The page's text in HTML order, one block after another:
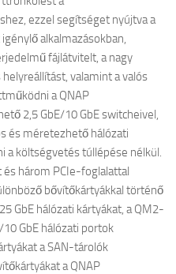
ezzel segítséget nyújtva a
alkalmazásokban,
fájlátvitelt, a nagy
valamint a valós
a QNAP
2,5 GbE/10 GbE switcheivel,
és méretezhető hálózati
a költségvetés túllépése nélkül.
három PCIe-foglalattal
bővítőkártyákkal történő
GbE hálózati kártyákat, a QM2-
GbE hálózati portok
a SAN-tárolók
a QNAP